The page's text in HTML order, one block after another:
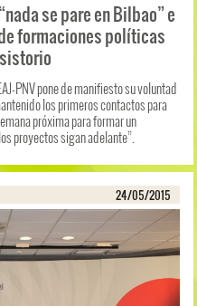
se pare en Bilbao” e
formaciones políticas
PNV pone de manifiesto su voluntad
los primeros contactos para
próxima para formar un
proyectos sigan adelante”.
24/05/2015